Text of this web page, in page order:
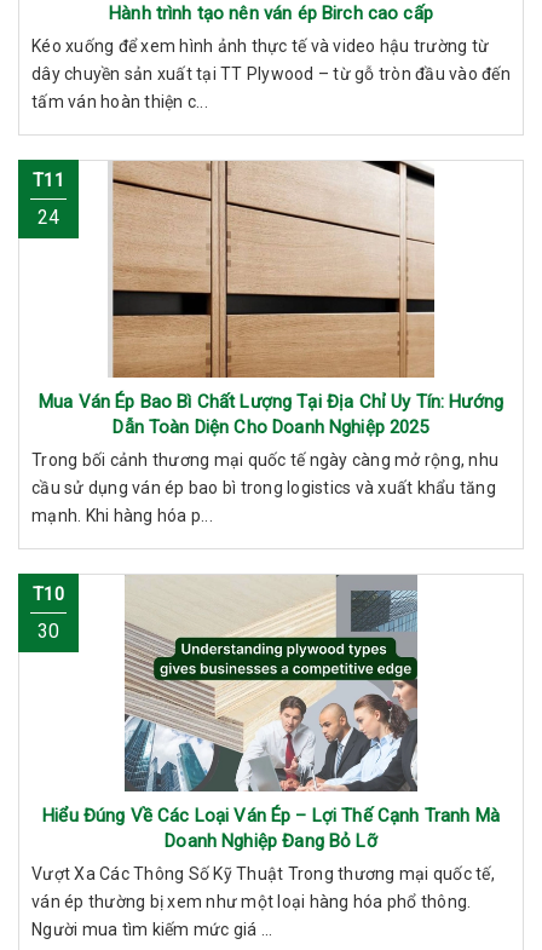
Hành trình tạo nên ván ép Birch cao cấp
Kéo xuống để xem hình ảnh thực tế và video hậu trường từ
dây chuyền sản xuất tại TT Plywood – từ gỗ tròn đầu vào đến
tấm ván hoàn thiện c...
T11
24
Mua Ván Ép Bao Bì Chất Lượng Tại Địa Chỉ Uy Tín: Hướng
Dẫn Toàn Diện Cho Doanh Nghiệp 2025
Trong bối cảnh thương mại quốc tế ngày càng mở rộng, nhu
cầu sử dụng ván ép bao bì trong logistics và xuất khẩu tăng
mạnh. Khi hàng hóa p...
T10
30
Hiểu Đúng Về Các Loại Ván Ép – Lợi Thế Cạnh Tranh Mà
Doanh Nghiệp Đang Bỏ Lỡ
Vượt Xa Các Thông Số Kỹ Thuật Trong thương mại quốc tế,
ván ép thường bị xem như một loại hàng hóa phổ thông.
Người mua tìm kiếm mức giá ...